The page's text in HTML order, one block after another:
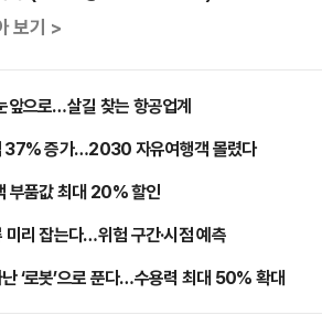
보기 >
앞으로…살길 찾는 항공업계
37% 증가…2030 자유여행객 몰렸다
부품값 최대 20% 할인
리 잡는다…위험 구간·시점 예측
‘로봇’으로 푼다…수용력 최대 50% 확대